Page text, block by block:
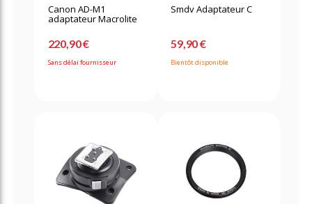
Canon AD-M1
adaptateur Macrolite
220,90 €
Sans délai fournisseur
Smdv Adaptateur C
59,90 €
Bientôt disponible